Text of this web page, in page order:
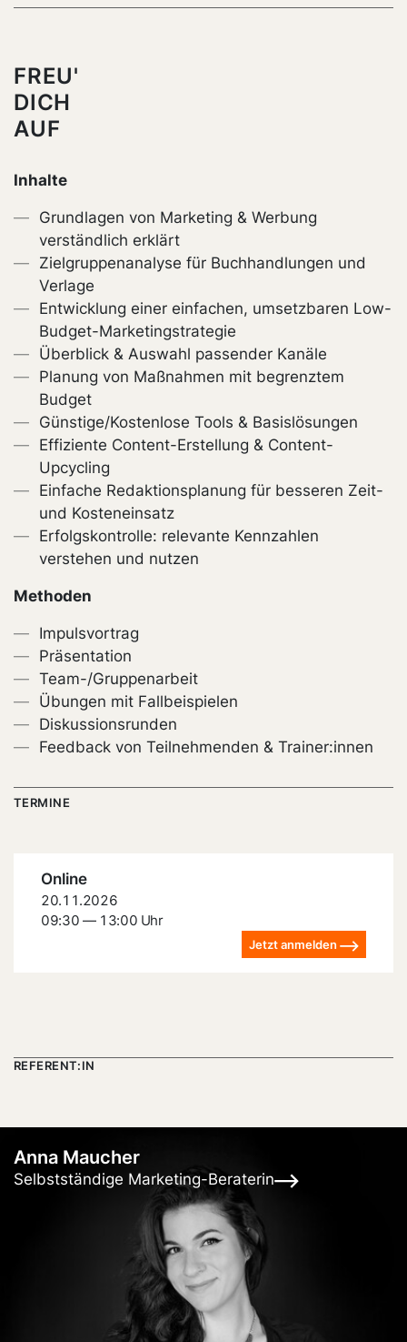
FREU'
DICH
AUF
Inhalte
Grundlagen von Marketing & Werbung
verständlich erklärt
Zielgruppenanalyse für Buchhandlungen und
Verlage
Entwicklung einer einfachen, umsetzbaren Low-
Budget-Marketingstrategie
Überblick & Auswahl passender Kanäle
Planung von Maßnahmen mit begrenztem
Budget
Günstige/Kostenlose Tools & Basislösungen
Effiziente Content-Erstellung & Content-
Upcycling
Einfache Redaktionsplanung für besseren Zeit-
und Kosteneinsatz
Erfolgskontrolle: relevante Kennzahlen
verstehen und nutzen
Methoden
Impulsvortrag
Präsentation
Team-/Gruppenarbeit
Übungen mit Fallbeispielen
Diskussionsrunden
Feedback von Teilnehmenden & Trainer:innen
TERMINE
20.11.2026
09:30 — 13:00 Uhr
Online
Jetzt anmelden
REFERENT:IN
Anna Maucher
Selbstständige Marketing-Beraterin